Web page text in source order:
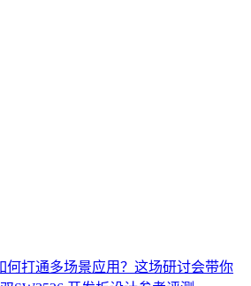
何打通多场景应用？这场研讨会带你